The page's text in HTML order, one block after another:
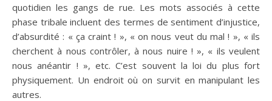
quotidien les gangs de rue. Les mots associés à cette
phase tribale incluent des termes de sentiment d’injustice,
d’absurdité : « ça craint ! », « on nous veut du mal ! », « ils
cherchent à nous contrôler, à nous nuire ! », « ils veulent
nous anéantir ! », etc. C’est souvent la loi du plus fort
physiquement. Un endroit où on survit en manipulant les
autres.